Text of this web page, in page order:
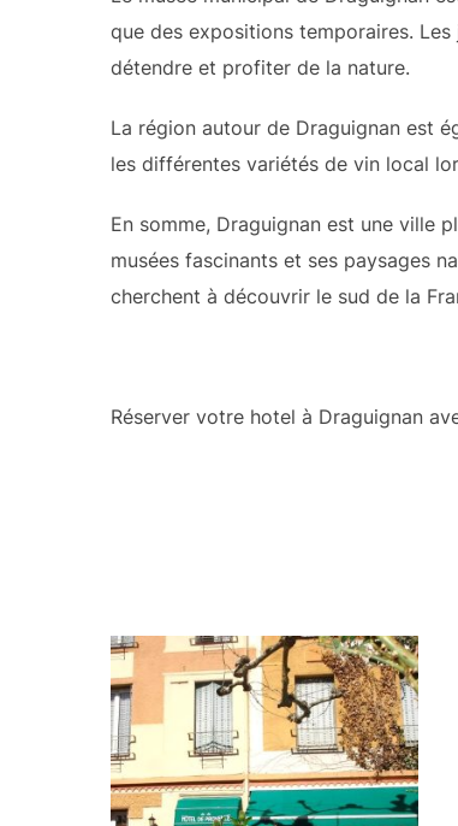
que des expositions temporaires.
détendre et profiter de la nature.
La région autour de Draguignan est
les différentes variétés de vin local
En somme, Draguignan est une ville
musées fascinants et ses paysages
cherchent à découvrir le sud de la
Réserver votre hotel à Draguignan